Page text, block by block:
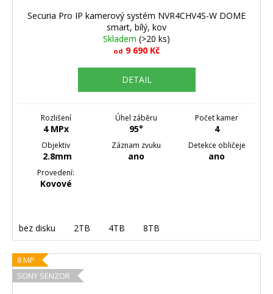
Securia Pro IP kamerový systém NVR4CHV4S-W DOME
smart, bílý, kov
Skladem (>20 ks)
od 9 690 Kč
DETAIL
Rozlišení
4 MPx
Úhel záběru
95°
Počet kamer
4
Objektiv
2.8mm
Záznam zvuku
ano
Detekce obličeje
ano
Provedení:
Kovové
bez disku 2TB 4TB 8TB
8 MP
SONY SENZOR